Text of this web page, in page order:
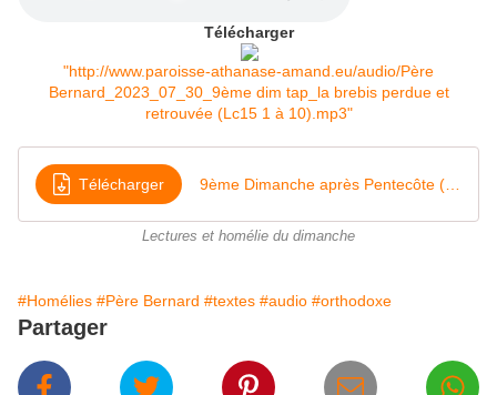
Télécharger
"http://www.paroisse-athanase-amand.eu/audio/Père
Bernard_2023_07_30_9ème dim tap_la brebis perdue et
retrouvée (Lc15 1 à 10).mp3"
Télécharger
Lectures et homélie du dimanche
#Homélies #Père Bernard #textes #audio #orthodoxe
Partager